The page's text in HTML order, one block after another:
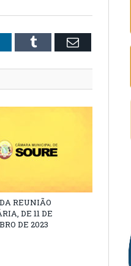
Tumblr Email
REUNIÃO
DE 11 DE
DE 2023